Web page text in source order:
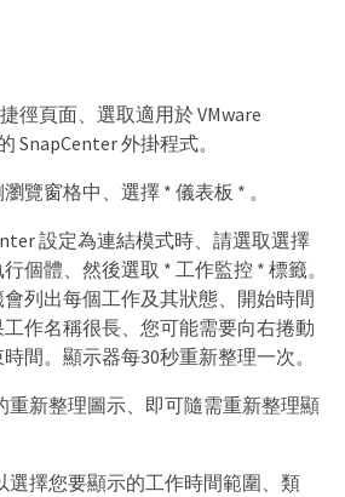
徑頁面、選取適用於 VMware
SnapCenter 外掛程式。
覽窗格中、選擇 * 儀表板 * 。
設定為連結模式時、請選取選擇
個體、然後選取 * 工作監控 * 標籤。
會列出每個工作及其狀態、開始時間
作名稱很長、您可能需要向右捲動
間。顯示器每30秒重新整理一次。
重新整理圖示、即可隨需重新整理顯
選擇您要顯示的工作時間範圍、類